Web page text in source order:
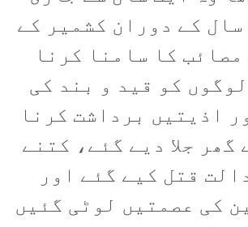
کے دوران کشمیر کے
کا سامنا کرنا
کو قید و بند کی
اذیتیں برداشت کرنا
گھر جلا دیے گئے، کتنے
قتل کیے گئے اور
کی عصمتیں لوٹی گئیں